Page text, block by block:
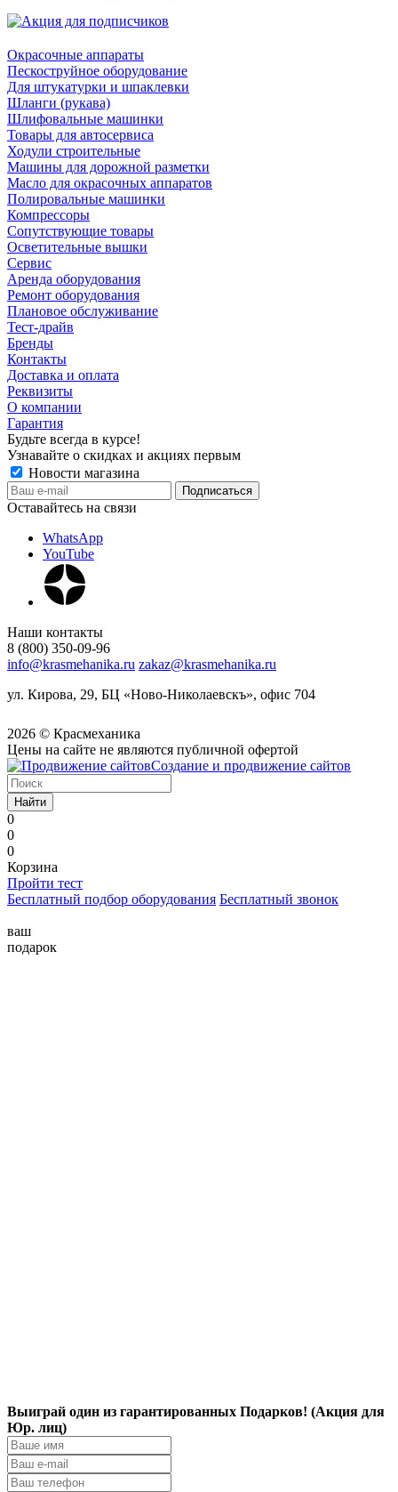
Окрасочные аппараты
Пескоструйное оборудование
Для штукатурки и шпаклевки
Шланги (рукава)
Шлифовальные машинки
Товары для автосервиса
Ходули строительные
Машины для дорожной разметки
Масло для окрасочных аппаратов
Полировальные машинки
Компрессоры
Сопутствующие товары
Осветительные вышки
Сервис
Аренда оборудования
Ремонт оборудования
Плановое обслуживание
Тест-драйв
Бренды
Контакты
Доставка и оплата
Реквизиты
О компании
Гарантия
Будьте всегда в курсе!
Узнавайте о скидках и акциях первым
Новости магазина
Оставайтесь на связи
WhatsApp
YouTube
Наши контакты
8 (800) 350-09-96
info@krasmehanika.ru zakaz@krasmehanika.ru
ул. Кирова, 29, БЦ «Ново-Николаевскъ», офис 704
2026 © Красмеханика
Цены на сайте не являются публичной офертой
Создание и продвижение сайтов
Найти
0
0
0
Корзина
Пройти тест
Бесплатный подбор оборудования Бесплатный звонок
ваш
подарок
Выиграй один из гарантированных Подарков! (Акция для
Юр. лиц)